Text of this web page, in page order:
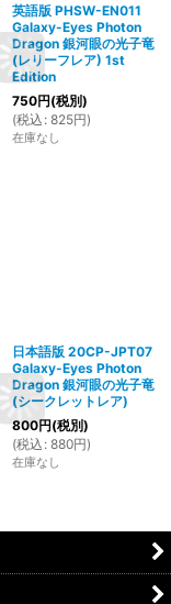
英語版 PHSW-EN011
Galaxy-Eyes Photon
Dragon 銀河眼の光子竜
(レリーフレア) 1st
Edition
750円(税別)
(税込 : 825円)
在庫なし
日本語版 20CP-JPT07
Galaxy-Eyes Photon
Dragon 銀河眼の光子竜
(シークレットレア)
800円(税別)
(税込 : 880円)
在庫なし